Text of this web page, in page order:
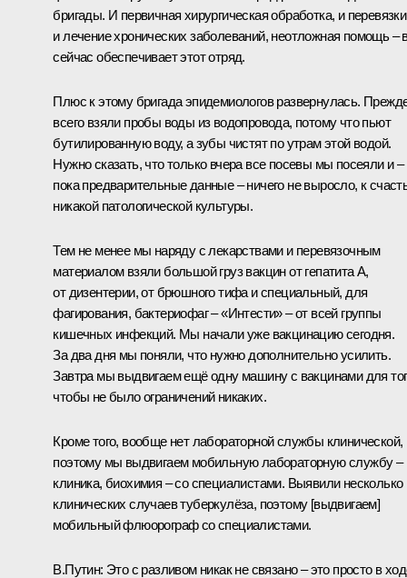
бригады. И первичная хирургическая обработка, и
и лечение хронических заболеваний, неотложная помощь –
сейчас обеспечивает этот отряд.
Плюс к этому бригада эпидемиологов развернулась.
всего взяли пробы воды из водопровода, потому что пьют
бутилированную воду, а зубы чистят по утрам этой водой.
Нужно сказать, что только вчера все посевы мы посеяли и –
пока предварительные данные – ничего не выросло, к
никакой патологической культуры.
Тем не менее мы наряду с лекарствами и перевязочным
материалом взяли большой груз вакцин от гепатита А,
от дизентерии, от брюшного тифа и специальный, для
фагирования, бактериофаг – «Интести» – от всей группы
кишечных инфекций. Мы начали уже вакцинацию сегодня.
За два дня мы поняли, что нужно дополнительно усилить.
Завтра мы выдвигаем ещё одну машину с вакцинами для
чтобы не было ограничений никаких.
Кроме того, вообще нет лабораторной службы клинической,
поэтому мы выдвигаем мобильную лабораторную службу –
клиника, биохимия – со специалистами. Выявили несколько
клинических случаев туберкулёза, поэтому [выдвигаем]
мобильный флюорограф со специалистами.
В.Путин: Это с разливом никак не связано – это просто в